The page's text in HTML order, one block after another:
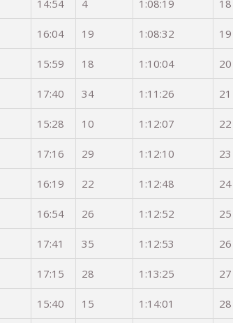
14:54 4 1:08:19 18
16:04 19 1:08:32 19
15:59 18 1:10:04 20
17:40 34 1:11:26 21
15:28 10 1:12:07 22
17:16 29 1:12:10 23
16:19 22 1:12:48 24
16:54 26 1:12:52 25
17:41 35 1:12:53 26
17:15 28 1:13:25 27
15:40 15 1:14:01 28